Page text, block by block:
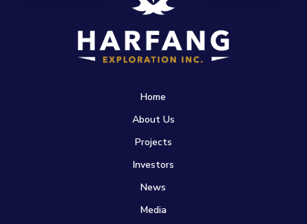
Home
About Us
Projects
Investors
News
Media